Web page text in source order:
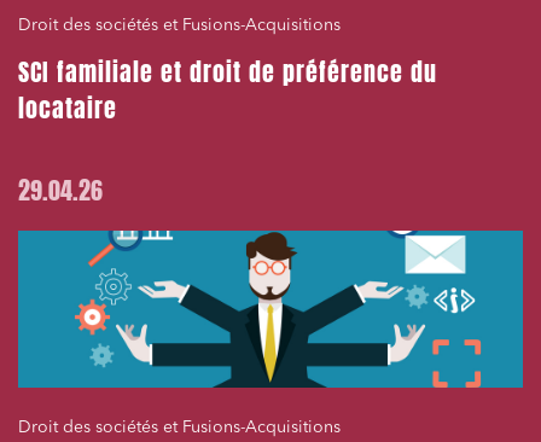
Droit des sociétés et Fusions-Acquisitions
SCI familiale et droit de préférence du
locataire
29.04.26
Droit des sociétés et Fusions-Acquisitions